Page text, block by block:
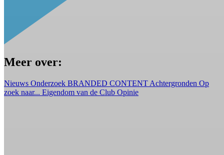
Meer over:
Nieuws Onderzoek BRANDED CONTENT Achtergronden Op
zoek naar... Eigendom van de Club Opinie